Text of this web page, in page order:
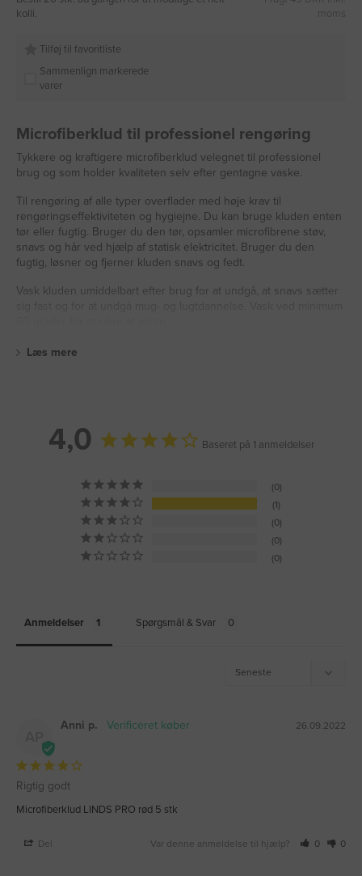
kolli.
moms
Tilføj til favoritliste
Sammenlign markerede
varer
Microfiberklud til professionel rengøring
Tykkere og kraftigere microfiberklud velegnet til professionel
brug og som holder kvaliteten selv efter gentagne vaske.
Til rengøring af alle typer overflader med høje krav til
rengøringseffektiviteten og hygiejne. Du kan bruge kluden enten
tør eller fugtig. Bruger du den tør, opsamler microfibrene støv,
snavs og hår ved hjælp af statisk elektricitet. Bruger du den
fugtig, løsner og fjerner kluden snavs og fedt.
Vask kluden umiddelbart efter brug for at undgå, at snavs sætter
Læs mere
4,0 Baseret på 1 anmeldelser
0
1
0
0
0
Anmeldelser Spørgsmål & Svar
26.09.2022
Anni p.
Rigtig godt
Microfiberklud LINDS PRO rød 5 stk
Del Var denne anmeldelse til hjælp? 0 0